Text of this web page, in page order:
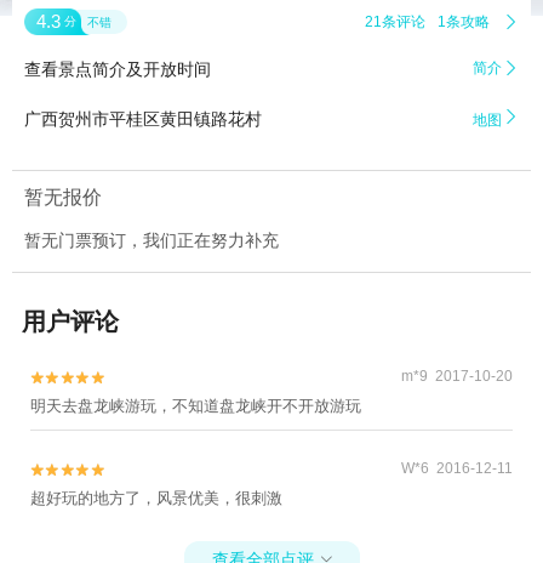
4.3 分 不错 21条评论 1条攻略 
查看景点简介及开放时间 简介 
广西贺州市平桂区黄田镇路花村 地图 
暂无报价
暂无门票预订，我们正在努力补充
用户评论

 m*9 2017-10-20
明天去盘龙峡游玩，不知道盘龙峡开不开放游玩

 W*6 2016-12-11
超好玩的地方了，风景优美，很刺激
